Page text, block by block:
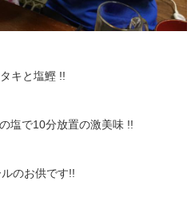
キと塩鰹 !!
塩で10分放置の激美味 !!
のお供です!!